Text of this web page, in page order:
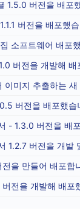
1.5.0 버전을 배포
버전을 배포했
소프트웨어 배포
버전을 개발해 배
버전을 배포했습
- 1.3.0 버전을 배
1.2.7 버전을 개발
을 만들어 배포합
버전을 개발해 배포